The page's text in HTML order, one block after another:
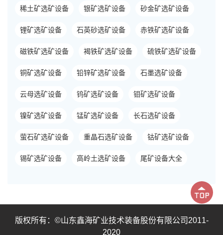
稀土矿选矿设备 银矿选矿设备 砂金矿选矿设备
锂矿选矿设备 石英砂选矿设备 赤铁矿选矿设备
磁铁矿选矿设备 褐铁矿选矿设备 硫铁矿选矿设备
铜矿选矿设备 铅锌矿选矿设备 石墨选矿设备
云母选矿设备 钨矿选矿设备 钼矿选矿设备
镍矿选矿设备 锰矿选矿设备 长石选矿设备
萤石矿选矿设备 重晶石选矿设备 钴矿选矿设备
锡矿选矿设备 高岭土选矿设备 尾矿设备大全
版权所有：©山东鑫海矿业技术装备股份有限公司2011-
2020